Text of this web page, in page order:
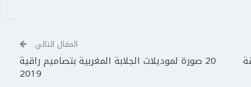
المقال التالي
20 صورة لموديلات الجلابة المغربية بتصاميم راقية
2019